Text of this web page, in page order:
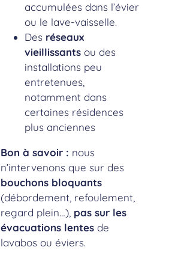
accumulées dans l’évier
ou le lave-vaisselle.
Des réseaux
vieillissants ou des
installations peu
entretenues,
notamment dans
certaines résidences
plus anciennes
Bon à savoir : nous
n’intervenons que sur des
bouchons bloquants
(débordement, refoulement,
regard plein…), pas sur les
évacuations lentes de
lavabos ou éviers.